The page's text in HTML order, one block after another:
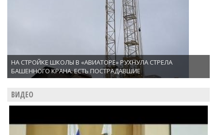
НА СТРОЙКЕ ШКОЛЫ В «АВИАТОРЕ» РУХНУЛА СТРЕЛА
БАШЕННОГО КРАНА. ЕСТЬ ПОСТРАДАВШИЕ
ВИДЕО